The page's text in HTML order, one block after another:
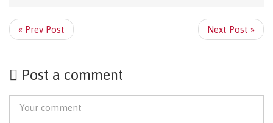
« Prev Post Next Post »
Post a comment